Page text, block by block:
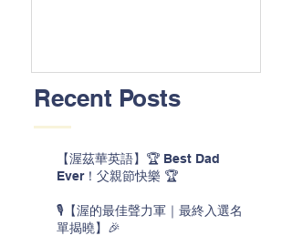
Recent Posts
【渥茲華英語】🏆 Best Dad
Ever！父親節快樂 🏆
🎙️【渥的最佳聲力軍｜最終入選名
單揭曉】🎉